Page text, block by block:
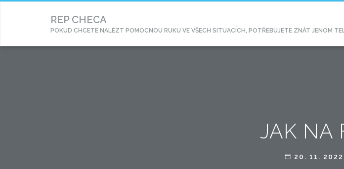
REP CHECA
POKUD CHCETE NALÉZT POMOCNOU RUKU VE VŠECH SITUACÍCH, POTŘEBUJETE ZNÁT JENOM
JAK NA
20. 11. 2022